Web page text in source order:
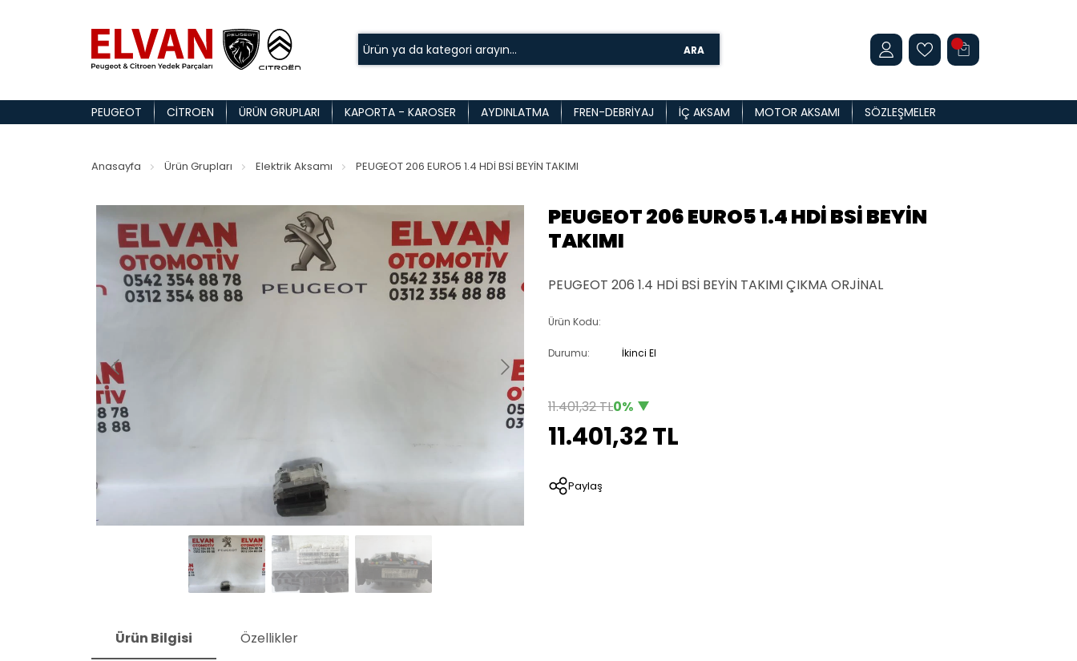
ARA
PEUGEOT CITROEN ÜRÜN GRUPLARI KAPORTA - KAROSER AYDINLATMA FREN-DEBRIYAJ İÇ AKSAM MOTOR AKSAMI SÖZLEŞMELER
Anasayfa Ürün Grupları Elektrik Aksamı PEUGEOT 206 EURO5 1.4 HDİ BSİ BEYİN TAKIMI
PEUGEOT 206 EURO5 1.4 HDİ BSİ BEYİN
TAKIMI
PEUGEOT 206 1.4 HDİ BSİ BEYİN TAKIMI ÇIKMA ORJİNAL
Ürün Kodu:
Durumu: İkinci El
11.401,32 TL0%
11.401,32 TL
Paylaş
Ürün Bilgisi Özellikler